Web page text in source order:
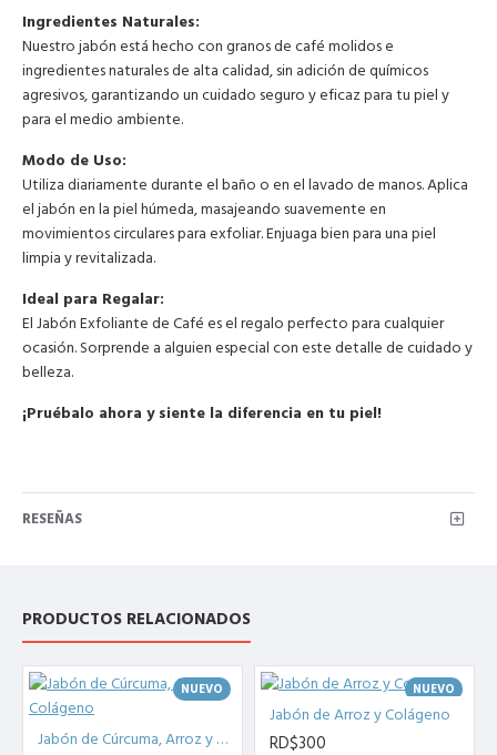
Ingredientes Naturales:
Nuestro jabón está hecho con granos de café molidos e
ingredientes naturales de alta calidad, sin adición de químicos
agresivos, garantizando un cuidado seguro y eficaz para tu piel y
para el medio ambiente.
Modo de Uso:
Utiliza diariamente durante el baño o en el lavado de manos. Aplica
el jabón en la piel húmeda, masajeando suavemente en
movimientos circulares para exfoliar. Enjuaga bien para una piel
limpia y revitalizada.
Ideal para Regalar:
El Jabón Exfoliante de Café es el regalo perfecto para cualquier
ocasión. Sorprende a alguien especial con este detalle de cuidado y
belleza.
¡Pruébalo ahora y siente la diferencia en tu piel!
RESEÑAS
PRODUCTOS RELACIONADOS
NUEVO
Jabón de Cúrcuma, Arroz y Colágeno
NUEVO
Jabón de Arroz y Colágeno
RD$300